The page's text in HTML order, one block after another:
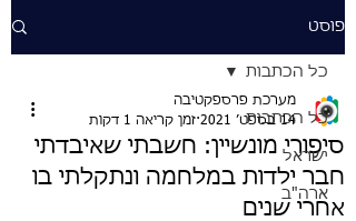
פוסט
כל הכתבות
ישראל
ארה"ב
כל הכתבות
סיפורי מונשיין: חשבתי שאיבדתי
חבר ילדות במלחמה ונתקלתי בו
אחרי שנים
מערכת פרספקטיבה
14 בספט׳ 2021
זמן קריאה 1 דקות